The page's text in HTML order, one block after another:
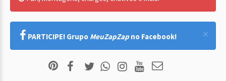
×
PARTICIPE! Grupo MeuZapZap no Facebook!